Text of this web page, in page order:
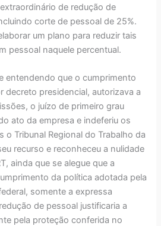
de redução de
corte de pessoal de 25%.
um plano para reduzir tais
pessoal naquele percentual.
entendendo que o cumprimento
decreto presidencial, autorizava a
o juízo de primeiro grau
ato da empresa e indeferiu os
o Tribunal Regional do Trabalho da
recurso e reconheceu a nulidade
ainda que se alegue que a
da política adotada pela
somente a expressa
de pessoal justificaria a
pela proteção conferida no